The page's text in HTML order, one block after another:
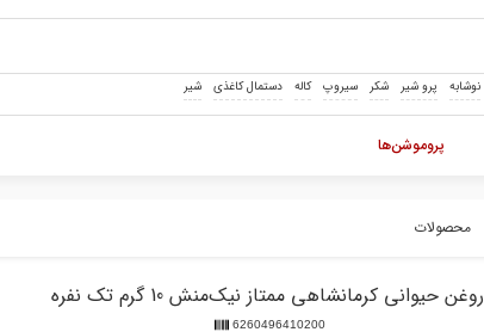
نوشابه پرو شیر شکر سیروپ کاله دستمال کاغذی شیر
پروموشن‌ها
محصولات
روغن حیوانی کرمانشاهی ممتاز نیک‌منش 10 گرم تک نفره
6260496410200